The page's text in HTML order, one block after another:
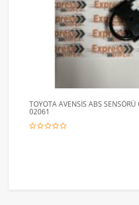
TOYOTA AVENSİS ABS
02061